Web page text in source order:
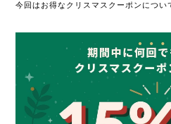
今回はお得なクリスマスクーポンについ